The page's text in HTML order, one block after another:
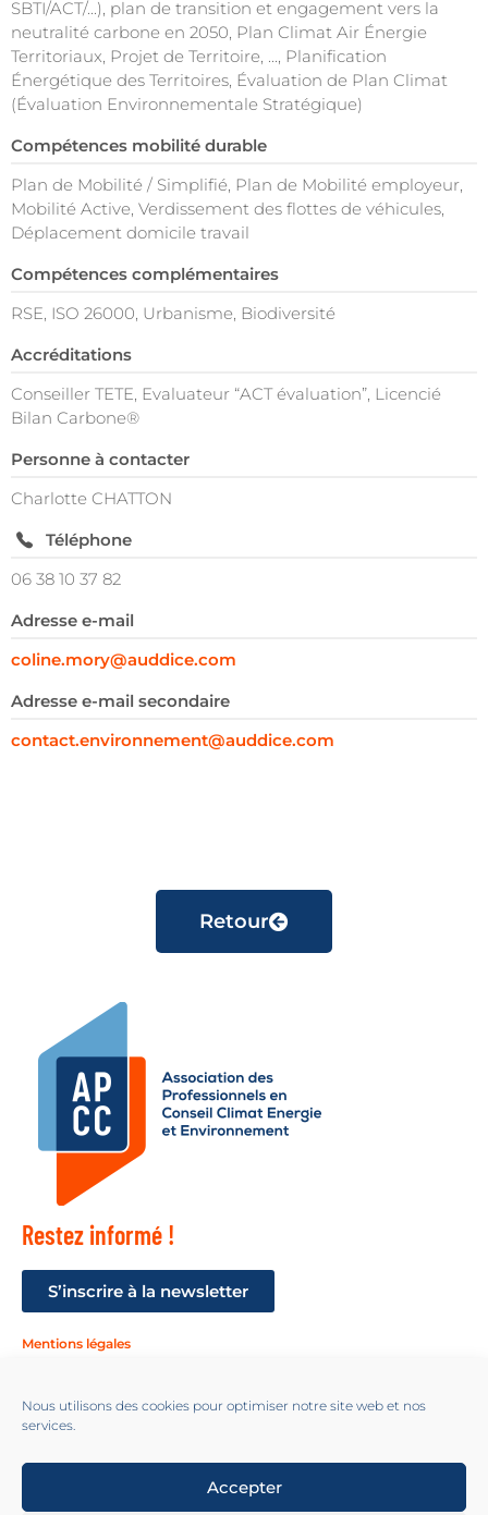
Nous utilisons des cookies pour optimiser notre site web et nos
services.
Accepter
SBTI/ACT/...), plan de transition et engagement vers la
neutralité carbone en 2050, Plan Climat Air Énergie
Territoriaux, Projet de Territoire, ..., Planification
Énergétique des Territoires, Évaluation de Plan Climat
(Évaluation Environnementale Stratégique)
Compétences mobilité durable
Plan de Mobilité / Simplifié, Plan de Mobilité employeur,
Mobilité Active, Verdissement des flottes de véhicules,
Déplacement domicile travail
Compétences complémentaires
RSE, ISO 26000, Urbanisme, Biodiversité
Accréditations
Conseiller TETE, Evaluateur “ACT évaluation”, Licencié
Bilan Carbone®
Personne à contacter
Charlotte CHATTON
Téléphone
06 38 10 37 82
Adresse e-mail
coline.mory@auddice.com
Adresse e-mail secondaire
contact.environnement@auddice.com
Retour
Restez informé !
S’inscrire à la newsletter
Mentions légales
Suivez-nous !